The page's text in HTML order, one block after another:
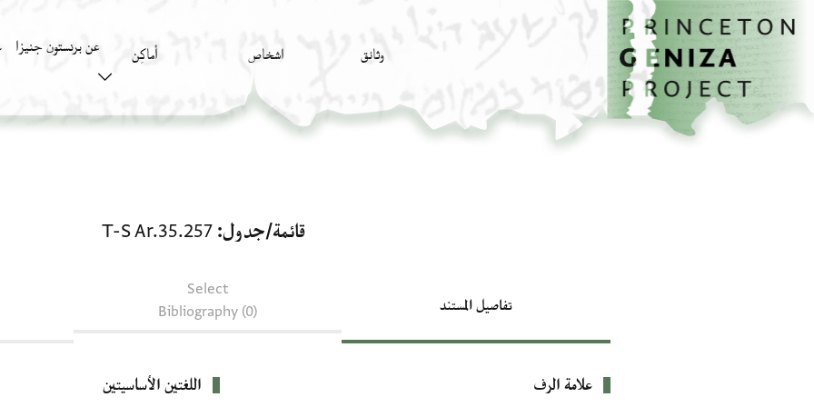
تخطي إلى المحتوى الرئيسي
الصفحة الرئيسية
وثائق اشخاص أَماكِن عن برنستون جنيزا
قائمة/جدول T-S Ar.35.257
تفاصيل المستند
Select
Bibliography (0)
بيانات التعريف
علامة الرف اللغتين الأساسيتين